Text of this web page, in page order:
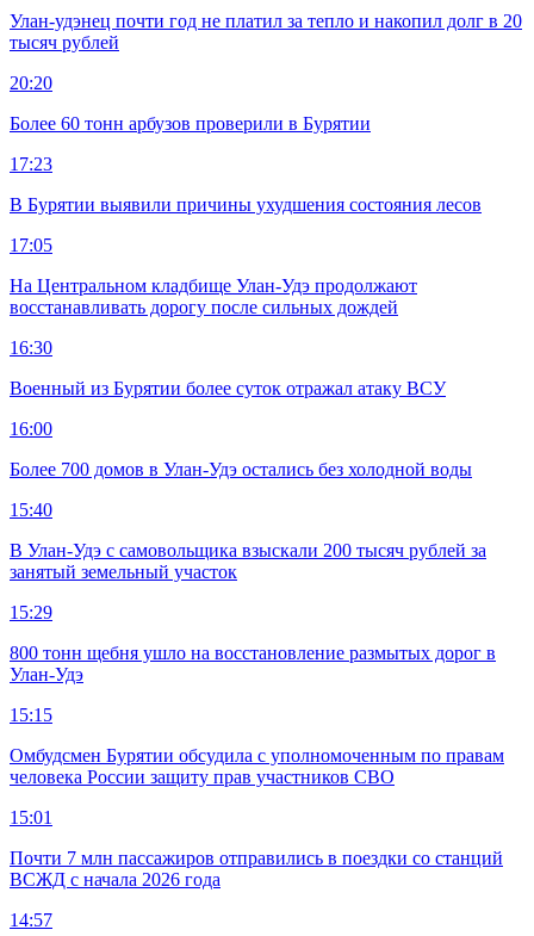
Улан-удэнец почти год не платил за тепло и накопил долг в 20
тысяч рублей
20:20
Более 60 тонн арбузов проверили в Бурятии
17:23
В Бурятии выявили причины ухудшения состояния лесов
17:05
На Центральном кладбище Улан-Удэ продолжают
восстанавливать дорогу после сильных дождей
16:30
Военный из Бурятии более суток отражал атаку ВСУ
16:00
Более 700 домов в Улан-Удэ остались без холодной воды
15:40
В Улан-Удэ с самовольщика взыскали 200 тысяч рублей за
занятый земельный участок
15:29
800 тонн щебня ушло на восстановление размытых дорог в
Улан-Удэ
15:15
Омбудсмен Бурятии обсудила с уполномоченным по правам
человека России защиту прав участников СВО
15:01
Почти 7 млн пассажиров отправились в поездки со станций
ВСЖД с начала 2026 года
14:57